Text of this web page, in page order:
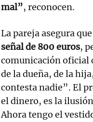
mal”, reconocen.
La pareja asegura que
señal de 800 euros,
comunicación oficial
de la dueña, de la
contesta nadie”. El
el dinero, es la
Ahora tengo el